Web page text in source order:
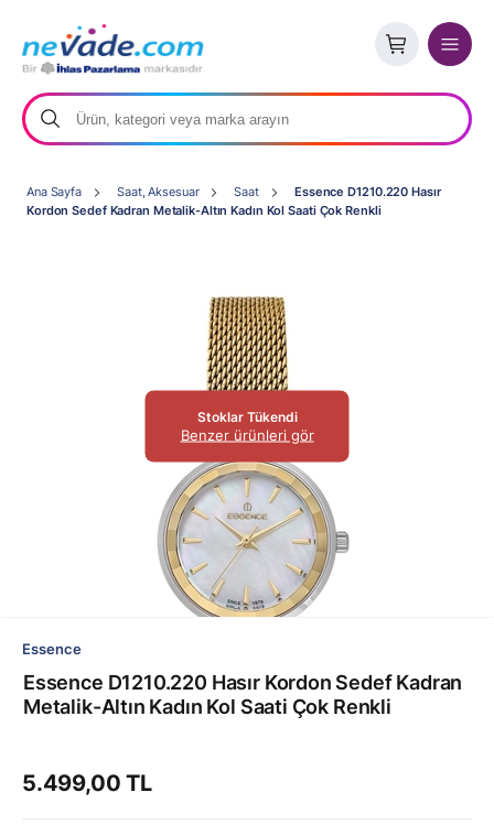
Ana Sayfa Saat, Aksesuar Saat
Essence D1210.220 Hasır
Kordon Sedef Kadran Metalik-Altın Kadın Kol Saati Çok Renkli
Stoklar Tükendi
Benzer ürünleri gör
Essence
Essence D1210.220 Hasır Kordon Sedef Kadran
Metalik-Altın Kadın Kol Saati Çok Renkli
5.499,00 TL